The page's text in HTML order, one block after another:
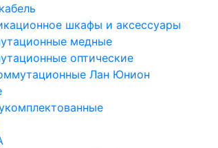
шкафы и аксессуары
медные
оптические
Лан Юнион